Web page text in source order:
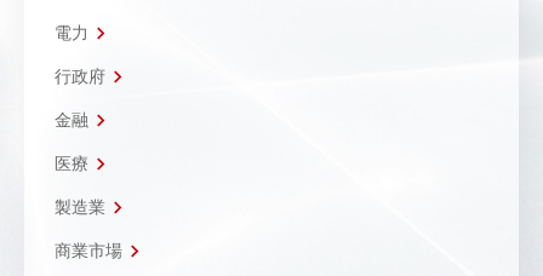
電力
行政府
金融
医療
製造業
商業市場